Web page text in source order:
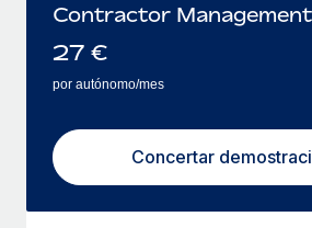
Contractor Management
27 €
por autónomo/mes
Concertar